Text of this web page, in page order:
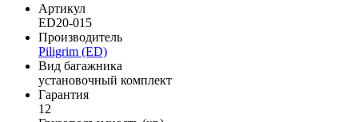
Артикул
ED20-015
Производитель
Piligrim (ED)
Вид багажника
установочный комплект
Гарантия
12